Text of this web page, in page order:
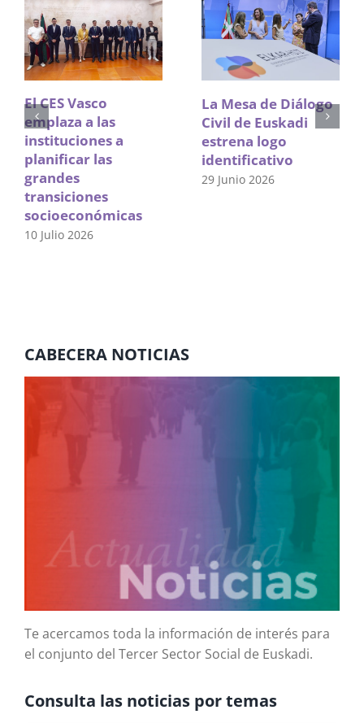
El CES Vasco
emplaza a las
instituciones a
planificar las
grandes
transiciones
socioeconómicas
10 Julio 2026
La Mesa de Diálogo
Civil de Euskadi
estrena logo
identificativo
29 Junio 2026
CABECERA NOTICIAS
Te acercamos toda la información de interés para
el conjunto del Tercer Sector Social de Euskadi.
Consulta las noticias por temas